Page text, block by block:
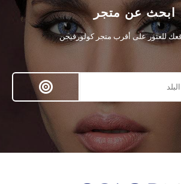
ابحث عن متجر
للعثور على أقرب متجر كولورفيجن